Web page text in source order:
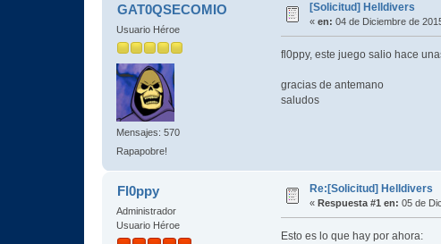
GAT0QSECOMIO
Usuario Héroe
Mensajes: 570
Rapapobre!
[Solicitud] Helldivers
«en: 04 de Diciembre de
fl0ppy, este juego salio hace
gracias de antemano
saludos
Fl0ppy
Administrador
Usuario Héroe
Re:[Solicitud] Helldivers
«Respuesta #1 en: 05 de
Esto es lo que hay por ahora: